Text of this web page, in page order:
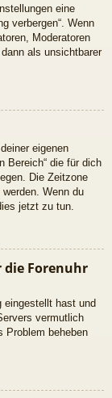
eine
verbergen“. Wenn
Moderatoren
als unsichtbarer
eigenen
Bereich“ die für dich
Die Zeitzone
Wenn du
jetzt zu tun.
die Forenuhr
eingestellt hast und
vermutlich
Problem beheben